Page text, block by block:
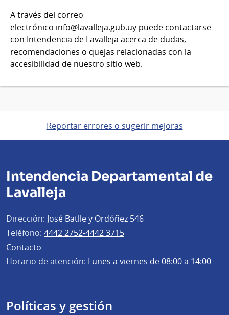
A través del correo
electrónico info@lavalleja.gub.uy puede contactarse
con Intendencia de Lavalleja acerca de dudas,
recomendaciones o quejas relacionadas con la
accesibilidad de nuestro sitio web.
Reportar errores o sugerir mejoras
Intendencia Departamental de
Lavalleja
Dirección: José Batlle y Ordóñez 546
Teléfono: 4442 2752-4442 3715
Contacto
Horario de atención: Lunes a viernes de 08:00 a 14:00
Políticas y gestión